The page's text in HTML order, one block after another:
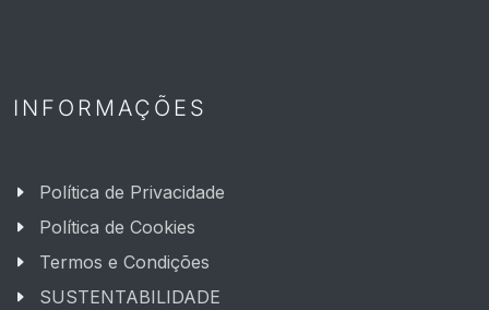
INFORMAÇÕES
Política de Privacidade
Política de Cookies
Termos e Condições
SUSTENTABILIDADE